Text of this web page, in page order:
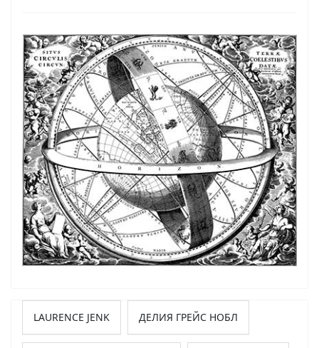
LAURENCE JENK ДЕЛИЯ ГРЕЙС НОБЛ